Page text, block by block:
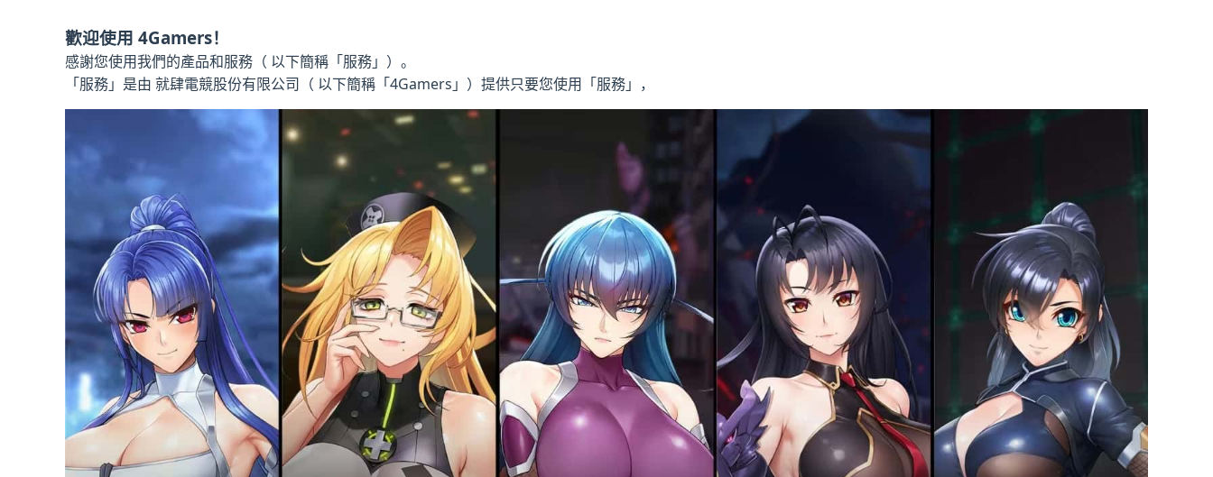
歡迎使用 4Gamers！
感謝您使用我們的產品和服務（ 以下簡稱「服務」）。
「服務」是由 就肆電競股份有限公司（ 以下簡稱「4Gamers」）提供只要您使用「服務」，